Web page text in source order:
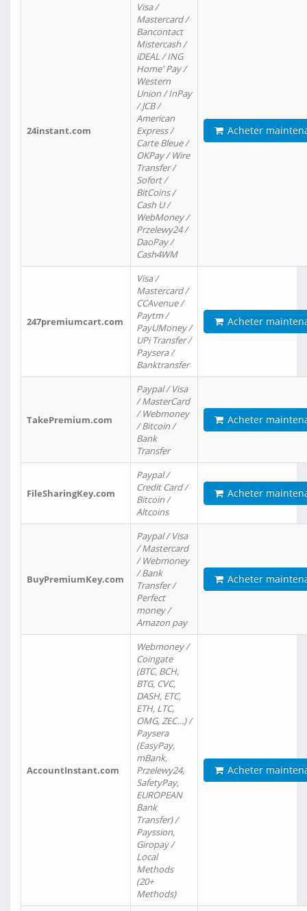
24instant.com
Visa /
Mastercard /
Bancontact
Mistercash /
iDEAL / ING
Home' Pay /
Western
Union / InPay
/ JCB /
American
Express /
Carte Bleue /
OKPay / Wire
Transfer /
Sofort /
BitCoins /
Cash U /
WebMoney /
Przelewy24 /
DaoPay /
Cash4WM
Acheter
247premiumcart.com
Visa /
Mastercard /
CCAvenue /
Paytm /
PayUMoney /
UPi Transfer /
Paysera /
Banktransfer
Acheter
TakePremium.com
Paypal / Visa
/ MasterCard
/ Webmoney
/ Bitcoin /
Bank
Transfer
Acheter
FileSharingKey.com
Paypal /
Credit Card /
Bitcoin /
Altcoins
Acheter
BuyPremiumKey.com
Paypal / Visa
/ Mastercard
/ Webmoney
/ Bank
Transfer /
Perfect
money /
Amazon pay
Acheter
AccountInstant.com
Webmoney /
Coingate
(BTC, BCH,
BTG, CVC,
DASH, ETC,
ETH, LTC,
OMG, ZEC…) /
Paysera
(EasyPay,
mBank,
Przelewy24,
SafetyPay,
EUROPEAN
Bank
Transfer) /
Payssion,
Giropay /
Local
Methods
(20+
Methods)
Acheter